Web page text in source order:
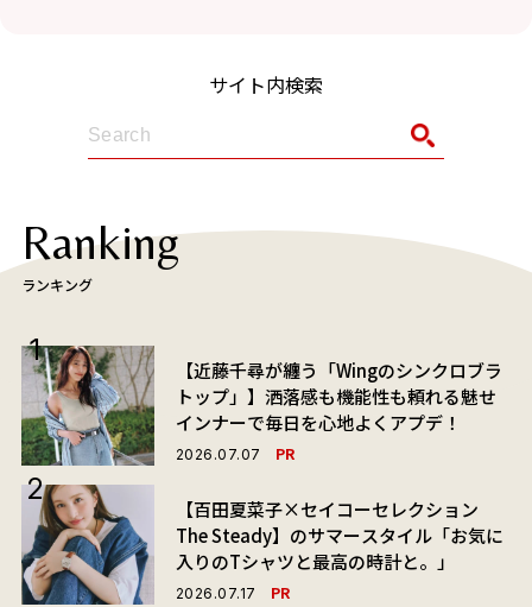
サイト内検索
Ranking
ランキング
【近藤千尋が纏う「Wingのシンクロブラ
トップ」】洒落感も機能性も頼れる魅せ
インナーで毎日を心地よくアプデ！
2026.07.07 PR
【百田夏菜子×セイコーセレクション
The Steady】のサマースタイル「お気に
入りのTシャツと最高の時計と。」
2026.07.17 PR